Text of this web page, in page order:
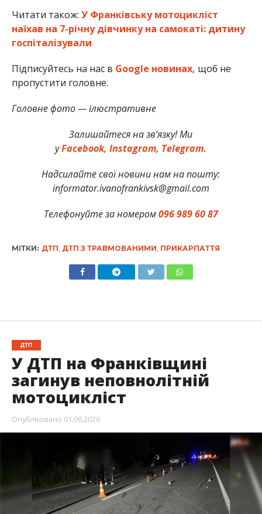
Читати також: У Франківську мотоцикліст
наїхав на 7-річну дівчинку на самокаті: дитину
госпіталізували
Підписуйтесь на нас в Google новинах, щоб не
пропустити головне.
Головне фото — ілюстративне
Залишайтеся на зв’язку! Ми
уFacebook, Instagram, Telegram.
Надсилайте свої новини нам на пошту:
informator.ivanofrankivsk@gmail.com
Телефонуйте за номером096 989 60 87
МІТКИ: ДТП ДТП З ТРАВМОВАНИМИ ПРИКАРПАТТЯ
ДТП
У ДТП на Франківщині
загинув неповнолітній
мотоцикліст
Опубліковано 01.06.2026